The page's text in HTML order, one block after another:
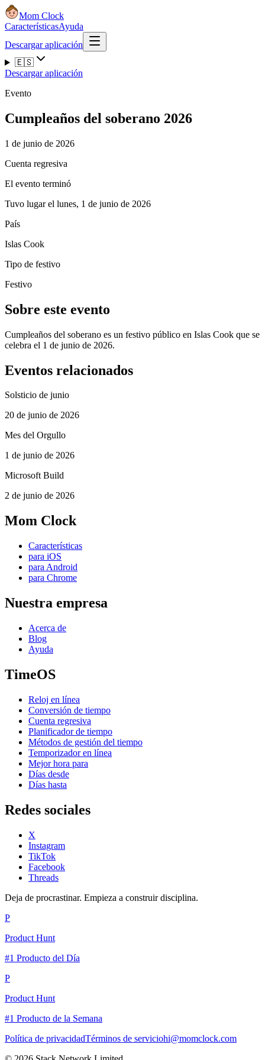
Mom Clock
CaracterísticasAyuda
Descargar aplicación
🇪🇸
Descargar aplicación
Evento
Cumpleaños del soberano 2026
1 de junio de 2026
Cuenta regresiva
El evento terminó
Tuvo lugar el lunes, 1 de junio de 2026
País
Islas Cook
Tipo de festivo
Festivo
Sobre este evento
Cumpleaños del soberano es un festivo público en Islas Cook que se
celebra el 1 de junio de 2026.
Eventos relacionados
Solsticio de junio
20 de junio de 2026
Mes del Orgullo
1 de junio de 2026
Microsoft Build
2 de junio de 2026
Mom Clock
Características
para iOS
para Android
para Chrome
Nuestra empresa
Acerca de
Blog
Ayuda
TimeOS
Reloj en línea
Conversión de tiempo
Cuenta regresiva
Planificador de tiempo
Métodos de gestión del tiempo
Temporizador en línea
Mejor hora para
Días desde
Días hasta
Redes sociales
X
Instagram
TikTok
Facebook
Threads
Deja de procrastinar. Empieza a construir disciplina.
P
Product Hunt
#1 Producto del Día
P
Product Hunt
#1 Producto de la Semana
Política de privacidadTérminos de serviciohi@momclock.com